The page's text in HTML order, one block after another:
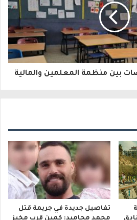
بين منظمة المعلمين والمالية
تفاصيل جديدة في جريمة قتل
محمد محاميد: كمين قرب مخبز